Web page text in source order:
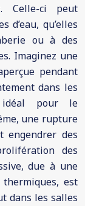
Celle-ci peut
d’eau, qu’elles
ou à des
Imaginez une
pendant
dans les
idéal pour le
une rupture
engendrer des
des
due à une
est
dans les salles